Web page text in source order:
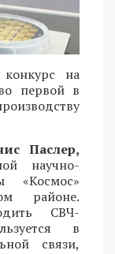
на
первой в
Паслер,
научно-
«Космос»
районе.
СВЧ-
в
связи,